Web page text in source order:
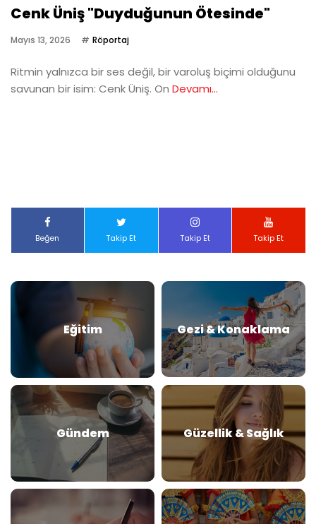
Cenk Üniş "Duyduğunun Ötesinde"
Mayıs 13, 2026 Röportaj
Ritmin yalnızca bir ses değil, bir varoluş biçimi olduğunu
savunan bir isim: Cenk Üniş. On Devamı...
Beğen Takip Et Takip Et Takip Et
Eğitim Gezi & Konaklama
Gündem Güzellik & Sağlık